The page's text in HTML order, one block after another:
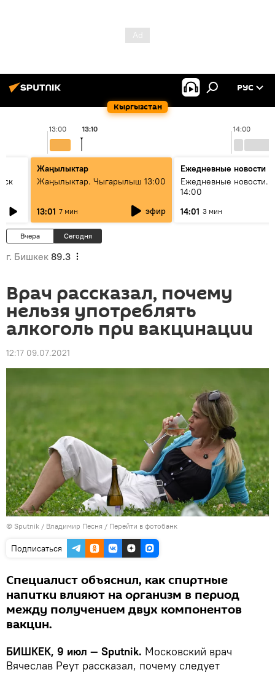
Кыргызстан
РУС
13:00 14:00
13:10
Жаңылыктар
Жаңылыктар. Чыгарылыш 13:00
13:01 7 мин эфир
Ежедневные новости
Ежедневные новости.
14:00
14:01 3 мин
Вчера Сегодня
г. Бишкек 89.3
Врач рассказал, почему
нельзя употреблять
алкоголь при вакцинации
12:17 09.07.2021
© Sputnik / Владимир Песня / Перейти в фотобанк
Подписаться
Специалист объяснил, как спиртные
напитки влияют на организм в период
между получением двух компонентов
вакцин.
БИШКЕК, 9 июл — Sputnik. Московский врач
Вячеслав Реут рассказал, почему следует